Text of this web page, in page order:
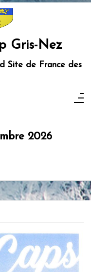
Gris-Nez
Site de France des
2026